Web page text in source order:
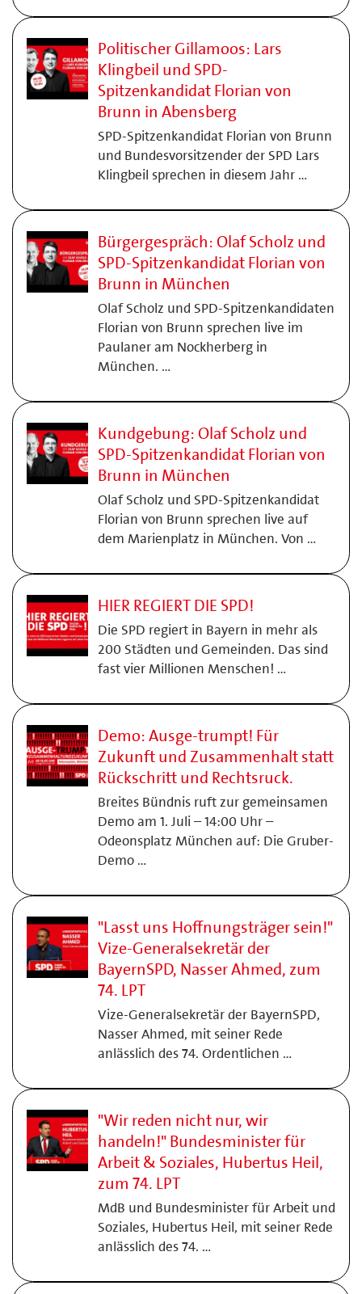
Politischer Gillamoos: Lars
Klingbeil und SPD-
Spitzenkandidat Florian von
Brunn in Abensberg
SPD-Spitzenkandidat Florian von Brunn
und Bundesvorsitzender der SPD Lars
Klingbeil sprechen in diesem Jahr …
Bürgergespräch: Olaf Scholz und
SPD-Spitzenkandidat Florian von
Brunn in München
Olaf Scholz und SPD-Spitzenkandidaten
Florian von Brunn sprechen live im
Paulaner am Nockherberg in
München. …
Kundgebung: Olaf Scholz und
SPD-Spitzenkandidat Florian von
Brunn in München
Olaf Scholz und SPD-Spitzenkandidat
Florian von Brunn sprechen live auf
dem Marienplatz in München. Von …
HIER REGIERT DIE SPD!
Die SPD regiert in Bayern in mehr als
200 Städten und Gemeinden. Das sind
fast vier Millionen Menschen! …
Demo: Ausge-trumpt! Für
Zukunft und Zusammenhalt statt
Rückschritt und Rechtsruck.
Breites Bündnis ruft zur gemeinsamen
Demo am 1. Juli – 14:00 Uhr –
Odeonsplatz München auf: Die Gruber-
Demo …
"Lasst uns Hoffnungsträger sein!"
Vize-Generalsekretär der
BayernSPD, Nasser Ahmed, zum
74. LPT
Vize-Generalsekretär der BayernSPD,
Nasser Ahmed, mit seiner Rede
anlässlich des 74. Ordentlichen …
"Wir reden nicht nur, wir
handeln!" Bundesminister für
Arbeit & Soziales, Hubertus Heil,
zum 74. LPT
MdB und Bundesminister für Arbeit und
Soziales, Hubertus Heil, mit seiner Rede
anlässlich des 74. …